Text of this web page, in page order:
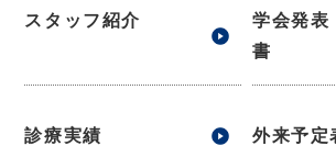
スタッフ紹介
学会発表
書
診療実績 外来予定